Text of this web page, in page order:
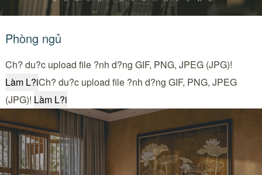
Phòng ngủ
Ch? du?c upload file ?nh d?ng GIF, PNG, JPEG (JPG)!
Ch? du?c upload file ?nh d?ng GIF, PNG, JPEG
(JPG)!